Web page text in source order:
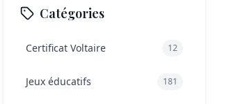
Catégories
Certificat Voltaire 12
Jeux éducatifs 181